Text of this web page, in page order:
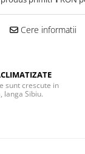
Cere informatii
sunt crescute in
langa Sibiu.